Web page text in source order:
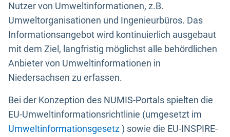
Nutzer von Umweltinformationen, z.B.
Umweltorganisationen und Ingenieurbüros. Das
Informationsangebot wird kontinuierlich ausgebaut
mit dem Ziel, langfristig möglichst alle behördlichen
Anbieter von Umweltinformationen in
Niedersachsen zu erfassen.
Bei der Konzeption des NUMIS-Portals spielten die
EU-Umweltinformationsrichtlinie (umgesetzt im
Umweltinformationsgesetz) sowie die EU-INSPIRE-